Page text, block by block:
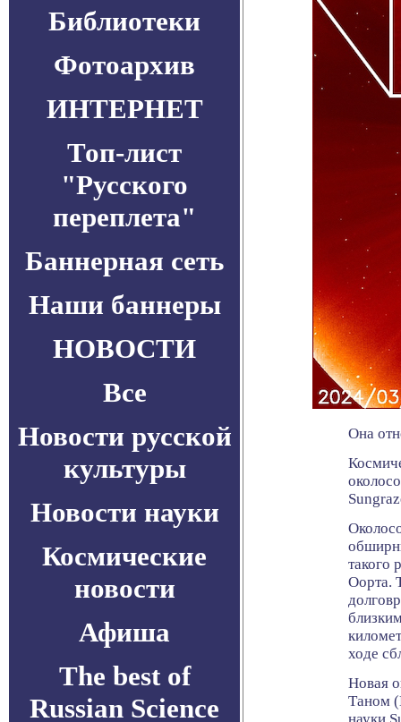
Библиотеки
Фотоархив
ИНТЕРНЕТ
Топ-лист
"Русского
переплета"
Баннерная сеть
Наши баннеры
НОВОСТИ
Все
Новости русской
культуры
Новости науки
Космические
новости
Афиша
The best of
Russian Science
Она
такого
Оорта.
ходе
Новая
Таном